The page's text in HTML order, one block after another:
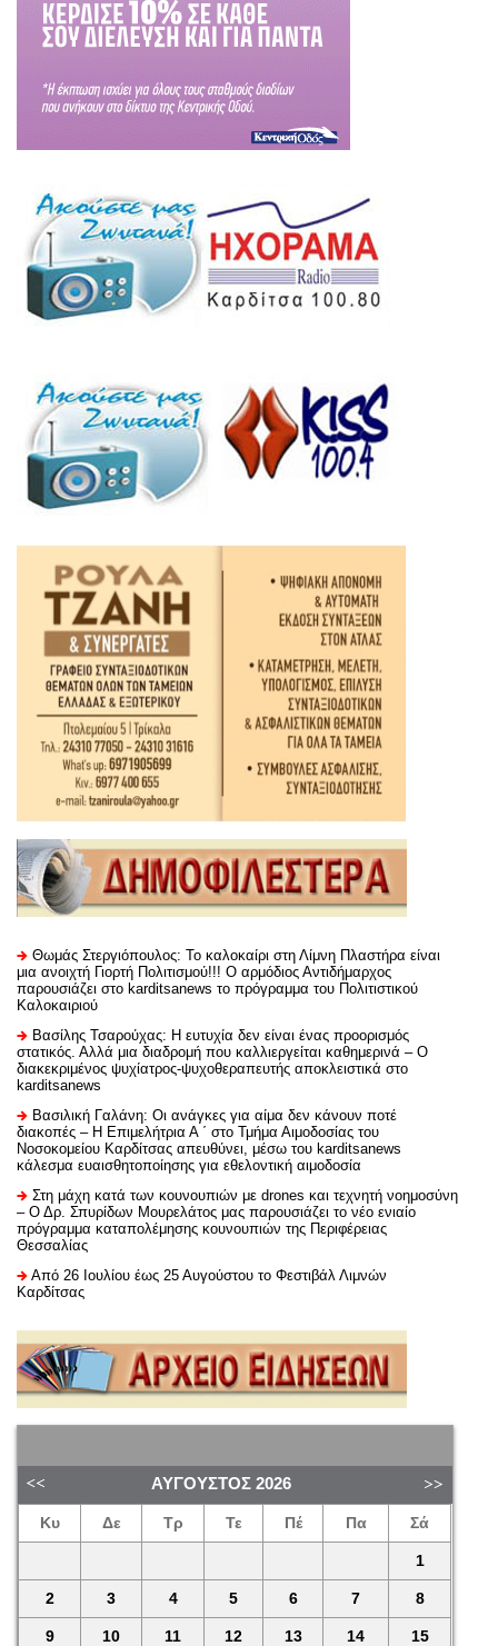
Θωμάς Στεργιόπουλος: Το καλοκαίρι στη Λίμνη Πλαστήρα είναι
μια ανοιχτή Γιορτή Πολιτισμού!!! Ο αρμόδιος Αντιδήμαρχος
παρουσιάζει στο karditsanews το πρόγραμμα του Πολιτιστικού
Καλοκαιριού
Βασίλης Τσαρούχας: Η ευτυχία δεν είναι ένας προορισμός
στατικός. Αλλά μια διαδρομή που καλλιεργείται καθημερινά – Ο
διακεκριμένος ψυχίατρος-ψυχοθεραπευτής αποκλειστικά στο
karditsanews
Βασιλική Γαλάνη: Οι ανάγκες για αίμα δεν κάνουν ποτέ
διακοπές – Η Επιμελήτρια Α ΄ στο Τμήμα Αιμοδοσίας του
Νοσοκομείου Καρδίτσας απευθύνει, μέσω του karditsanews
κάλεσμα ευαισθητοποίησης για εθελοντική αιμοδοσία
Στη μάχη κατά των κουνουπιών με drones και τεχνητή νοημοσύνη
– Ο Δρ. Σπυρίδων Μουρελάτος μας παρουσιάζει το νέο ενιαίο
πρόγραμμα καταπολέμησης κουνουπιών της Περιφέρειας
Θεσσαλίας
Από 26 Ιουλίου έως 25 Αυγούστου το Φεστιβάλ Λιμνών
Καρδίτσας
ΑΎΓΟΥΣΤΟΣ 2026
Κυ Δε Τρ Τε Πέ Πα Σά
1
2 3 4 5 6 7 8
9 10 11 12 13 14 15